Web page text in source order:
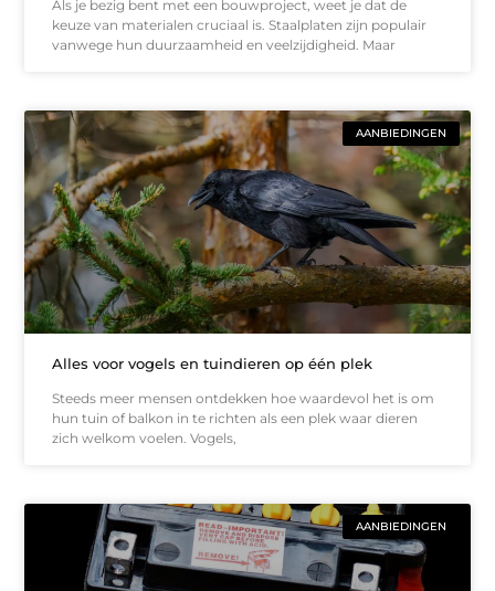
Als je bezig bent met een bouwproject, weet je dat de
keuze van materialen cruciaal is. Staalplaten zijn populair
vanwege hun duurzaamheid en veelzijdigheid. Maar
AANBIEDINGEN
Alles voor vogels en tuindieren op één plek
Steeds meer mensen ontdekken hoe waardevol het is om
hun tuin of balkon in te richten als een plek waar dieren
zich welkom voelen. Vogels,
AANBIEDINGEN